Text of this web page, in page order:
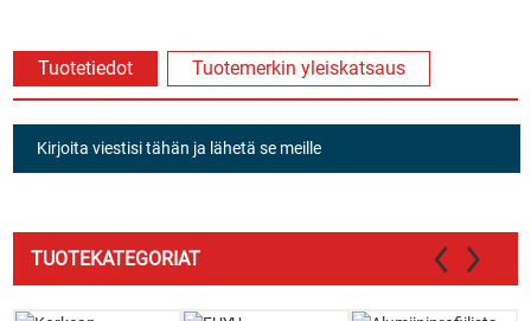
Tuotetiedot Tuotemerkin yleiskatsaus
Kirjoita viestisi tähän ja lähetä se meille
TUOTEKATEGORIAT